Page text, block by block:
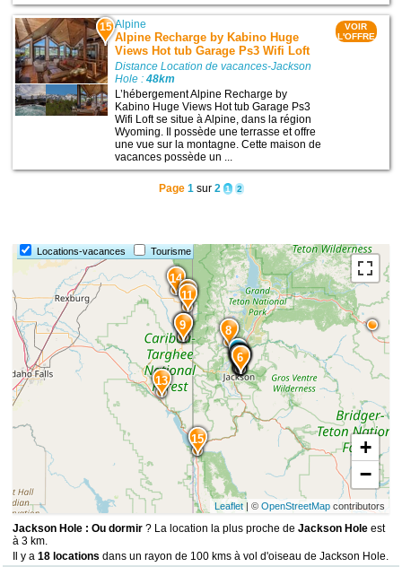
15 Alpine
Alpine Recharge by Kabino Huge
Views Hot tub Garage Ps3 Wifi Loft
Distance Location de vacances-Jackson
Hole :48km
L’hébergement Alpine Recharge by
Kabino Huge Views Hot tub Garage Ps3
Wifi Loft se situe à Alpine, dans la région
Wyoming. Il possède une terrasse et offre
une vue sur la montagne. Cette maison de
vacances possède un ...
VOIR
L'OFFRE
Page 1sur 2 1 2
Locations-vacances Tourisme
15
14
13
12
11
10
9
8
7
6
5
4
3
2
1
+
−
Leaflet| © OpenStreetMapcontributors
Jackson Hole : Ou dormir ? La location la plus proche deJackson Hole est
à 3 km.
Il y a18 locations dans un rayon de 100 kms à vol d'oiseau de Jackson Hole.